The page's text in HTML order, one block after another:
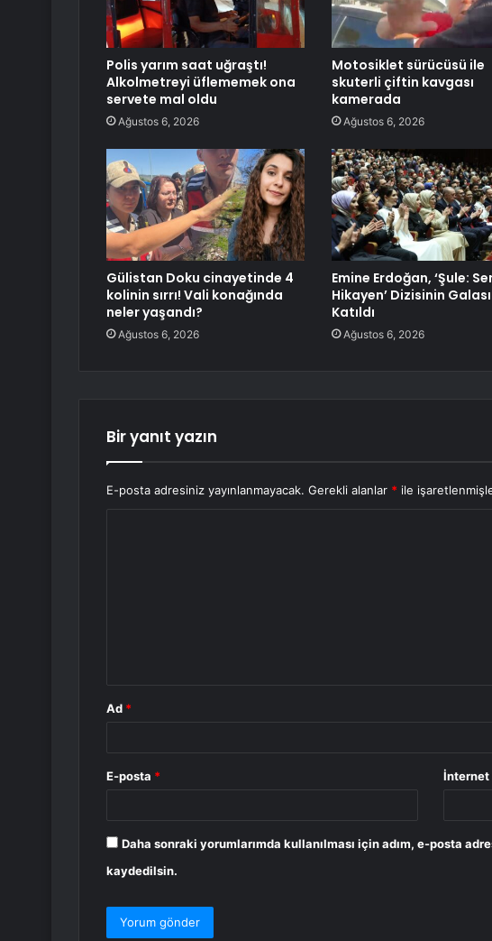
Polis yarım saat uğraştı!
Alkolmetreyi üflememek ona
servete mal oldu
Ağustos 6, 2026
Motosiklet sürücüsü ile
skuterli çiftin kavgası
kamerada
Ağustos 6, 2026
Gülistan Doku cinayetinde 4
kolinin sırrı! Vali konağında
neler yaşandı?
Ağustos 6, 2026
Emine Erdoğan, ‘Şule:
Hikayen’ Dizisinin
Katıldı
Ağustos 6, 2026
Bir yanıt yazın
E-posta adresiniz yayınlanmayacak. Gerekli alanlar * ile
Ad *
E-posta * İnternet
Daha sonraki yorumlarımda kullanılması için adım, e-posta
kaydedilsin.